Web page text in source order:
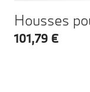
Housses
101,79 €